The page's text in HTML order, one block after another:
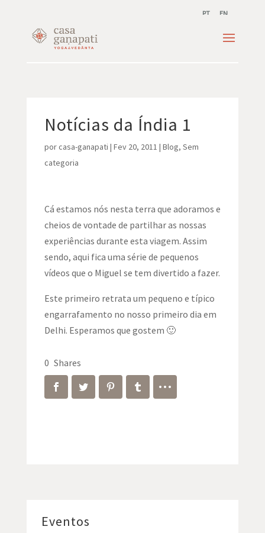
PT EN
Notícias da Índia 1
porcasa-ganapati | Fev 20, 2011 | Blog, Sem
categoria
Cá estamos nós nesta terra que adoramos e
cheios de vontade de partilhar as nossas
experiências durante esta viagem. Assim
sendo, aqui fica uma série de pequenos
vídeos que o Miguel se tem divertido a fazer.
Este primeiro retrata um pequeno e típico
engarrafamento no nosso primeiro dia em
Delhi. Esperamos que gostem 🙂
0 Shares
Eventos